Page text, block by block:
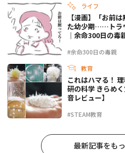
ライフ
#余命300日の毒親
【漫画】「お前
た幼少期……トラ
｜余命300日の毒
教育
#STEAM教育
これはハマる！
研の科学 きらめ
音レビュー】
最新記事をも